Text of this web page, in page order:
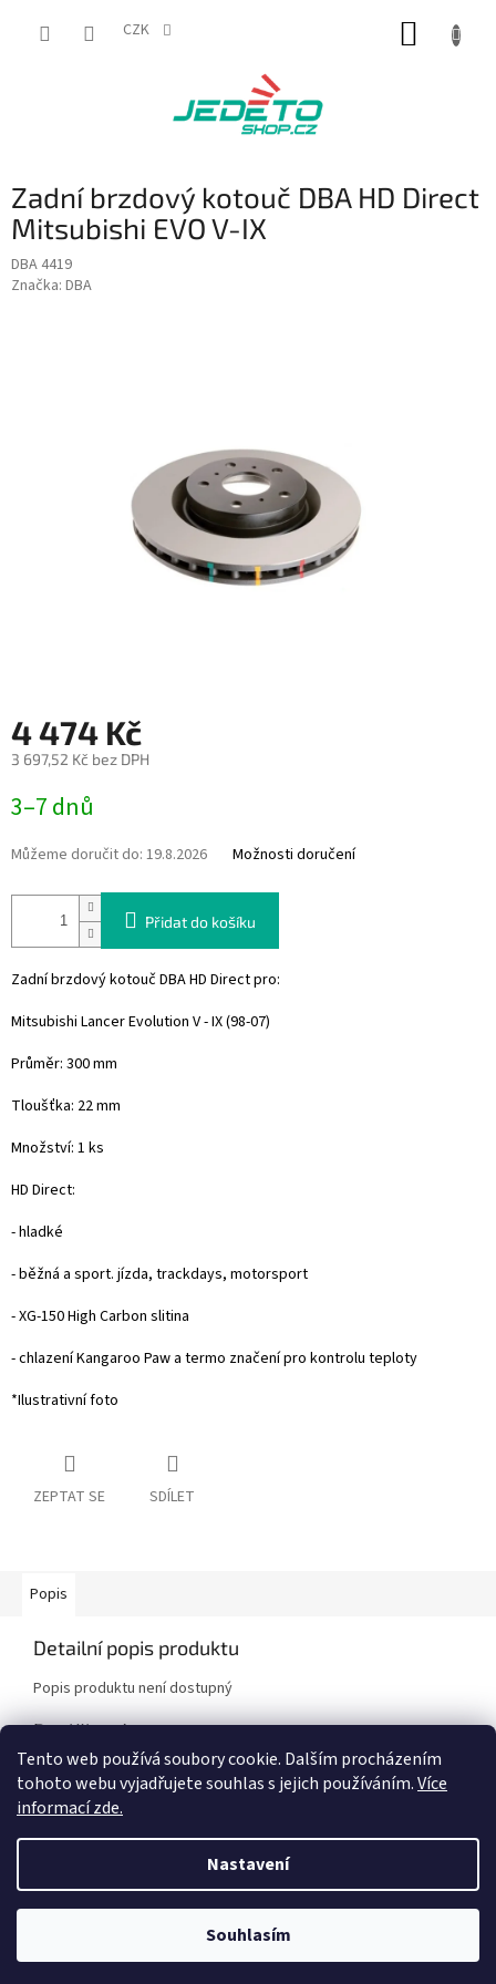
Tento web používá soubory cookie. Dalším procházením
tohoto webu vyjadřujete souhlas s jejich používáním.Více
informací zde.
Nastavení
Souhlasím
CZK
Zadní brzdový kotouč DBA HD Direct
Mitsubishi EVO V-IX
DBA 4419
Značka: DBA
4 474 Kč
3 697,52 Kč bez DPH
cena:
3–7 dnů
Můžeme doručit do: 19.8.2026 Možnosti doručení
Přidat do košíku
Zadní brzdový kotouč DBA HD Direct pro:
Mitsubishi Lancer Evolution V - IX (98-07)
Průměr: 300 mm
Tloušťka: 22 mm
Množství: 1 ks
HD Direct:
- hladké
- běžná a sport. jízda, trackdays, motorsport
- XG-150 High Carbon slitina
- chlazení Kangaroo Paw a termo značení pro kontrolu teploty
*Ilustrativní foto
ZEPTAT SE SDÍLET
Popis
Detailní popis produktu
Popis produktu není dostupný
Doplňkové parametry
Kategorie:
Brzdové kotouče
Značka vozidla:
Mitsubishi
Vytvořil Shoptet